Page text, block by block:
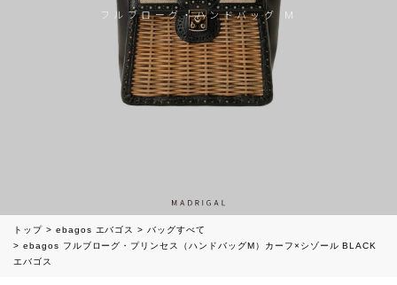
フルブローグ・ハンドバッグ M
トップ ebagos エバゴス
バッグすべて
ebagos フルブローグ・プリンセス（ハンドバッグM）カーフ×シゾール BLACK
エバゴス